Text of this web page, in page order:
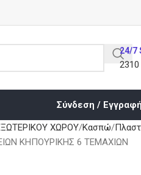
24/7
Σύνδεση / Εγγραφή
ΧΩΡΟΥ Κασπώ
ΚΗΠΟΥΡΙΚΗΣ 6 ΤΕΜΑΧΙΩΝ